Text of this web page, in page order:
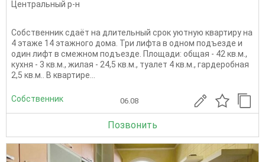
Центральный р-н
Собственник сдаёт на длительный срок уютную квартиру на
4 этаже 14 этажного дома. Три лифта в одном подъезде и
один лифт в смежном подъезде. Площади: общая - 42 кв.м.,
кухня - 3 кв.м., жилая - 24,5 кв.м., туалет 4 кв.м., гардеробная
2,5 кв.м.. В квартире...
Собственник 06.08
Позвонить